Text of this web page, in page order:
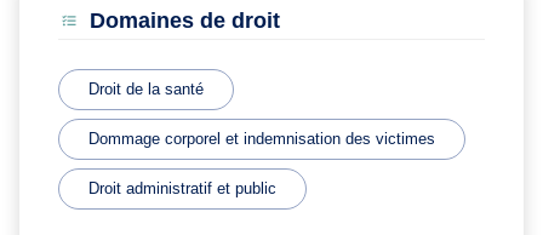
Domaines de droit
Droit de la santé
Dommage corporel et indemnisation des victimes
Droit administratif et public